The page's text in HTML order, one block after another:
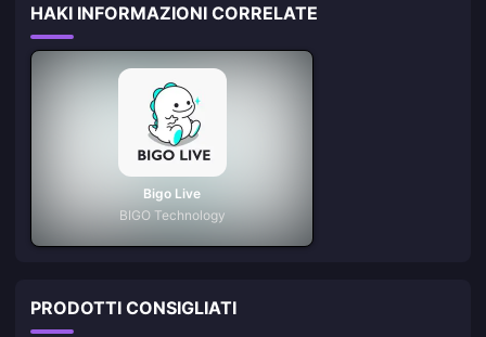
HAKI INFORMAZIONI CORRELATE
Bigo Live
BIGO Technology
PRODOTTI CONSIGLIATI